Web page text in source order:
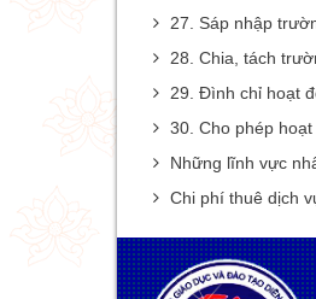
27. Sáp nhập
28. Chia, tách
29. Đình chỉ hoạt
30. Cho phép
Những lĩnh vực
Chi phí thuê dịch